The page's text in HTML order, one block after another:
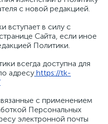
с новой редакцией.
вступает в силу с
Сайта, если иное
Политики.
всегда доступна для
адресу https://tk-
с применением
Персональных
электронной почты